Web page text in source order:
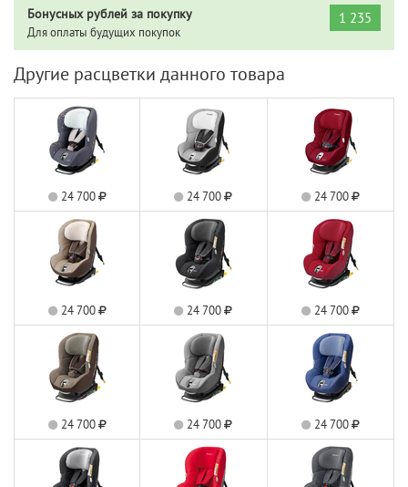
Бонусных рублей за покупку
Для оплаты будущих покупок
1 235
Другие расцветки данного товара
24 700 24 700 24 700
24 700 24 700 24 700
24 700 24 700 24 700